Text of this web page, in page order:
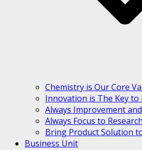
Chemistry is Our Core
Innovation is The Key to
Always Improvement
Always Focus to
Bring Product Solution
Business Unit